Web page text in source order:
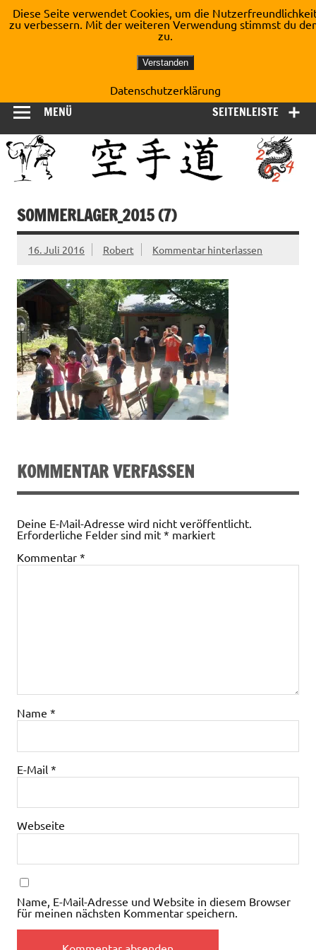
Inhalt
springen
Shotokan Karate Dojo
Kirchberg e.V.
SEITENLEISTE
MENÜ
SOMMERLAGER_2015 (7)
16. Juli 2016 Robert Kommentar hinterlassen
KOMMENTAR VERFASSEN
Deine E-Mail-Adresse wird nicht veröffentlicht.
Erforderliche Felder sind mit * markiert
Kommentar *
Name *
E-Mail *
Webseite
Name, E-Mail-Adresse und Website in diesem Browser
für meinen nächsten Kommentar speichern.
Diese Seite verwendet Cookies, um die
zu verbessern. Mit der weiteren Verwendung stimmst du
zu.
Verstanden
Datenschutzerklärung